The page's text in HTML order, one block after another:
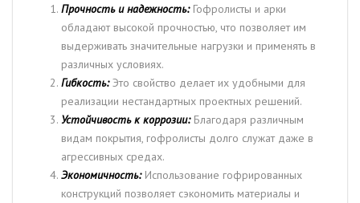
Прочность и надежность:Гофролисты и арки
обладают высокой прочностью, что позволяет им
выдерживать значительные нагрузки и применять в
различных условиях.
Гибкость: Это свойство делает их удобными для
реализации нестандартных проектных решений.
Устойчивость к коррозии:Благодаря различным
видам покрытия, гофролисты долго служат даже в
агрессивных средах.
Экономичность:Использование гофрированных
конструкций позволяет сэкономить материалы и